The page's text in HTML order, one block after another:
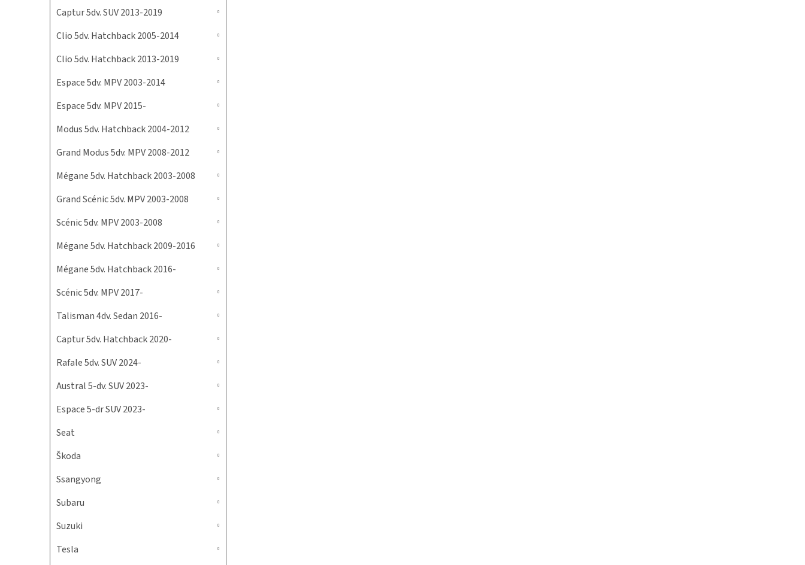
Captur 5dv. SUV 2013-2019
Clio 5dv. Hatchback 2005-2014
Clio 5dv. Hatchback 2013-2019
Espace 5dv. MPV 2003-2014
Espace 5dv. MPV 2015-
Modus 5dv. Hatchback 2004-2012
Grand Modus 5dv. MPV 2008-2012
Mégane 5dv. Hatchback 2003-2008
Grand Scénic 5dv. MPV 2003-2008
Scénic 5dv. MPV 2003-2008
Mégane 5dv. Hatchback 2009-2016
Mégane 5dv. Hatchback 2016-
Scénic 5dv. MPV 2017-
Talisman 4dv. Sedan 2016-
Captur 5dv. Hatchback 2020-
Rafale 5dv. SUV 2024-
Austral 5-dv. SUV 2023-
Espace 5-dr SUV 2023-
Seat
Škoda
Ssangyong
Subaru
Suzuki
Tesla